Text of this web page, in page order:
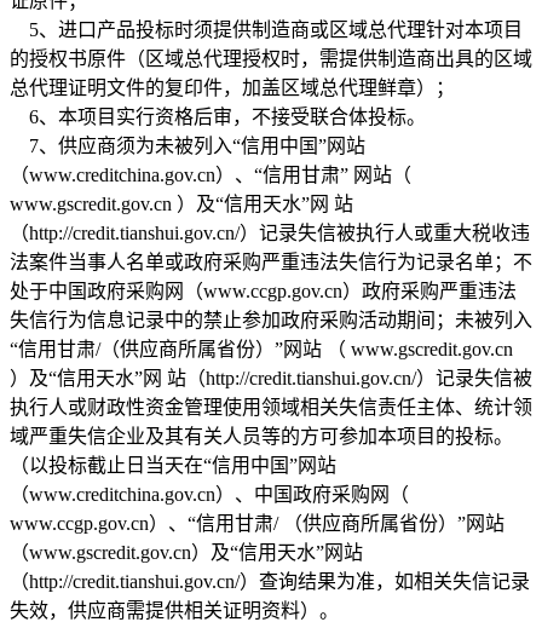
5、进口产品投标时须提供制造商或区域总代理针对本项目
的授权书原件（区域总代理授权时，需提供制造商出具的区域
总代理证明文件的复印件，加盖区域总代理鲜章）；
6、本项目实行资格后审，不接受联合体投标。
7、供应商须为未被列入“信用中国”网站
（www.creditchina.gov.cn）、“信用甘肃” 网站（
www.gscredit.gov.cn ）及“信用天水”网 站
（http://credit.tianshui.gov.cn/）记录失信被执行人或重大税收违
法案件当事人名单或政府采购严重违法失信行为记录名单；不
处于中国政府采购网（www.ccgp.gov.cn）政府采购严重违法
失信行为信息记录中的禁止参加政府采购活动期间；未被列入
“信用甘肃/（供应商所属省份）”网站 （ www.gscredit.gov.cn
）及“信用天水”网 站（http://credit.tianshui.gov.cn/）记录失信被
执行人或财政性资金管理使用领域相关失信责任主体、统计领
域严重失信企业及其有关人员等的方可参加本项目的投标。
（以投标截止日当天在“信用中国”网站
（www.creditchina.gov.cn）、中国政府采购网（
www.ccgp.gov.cn）、“信用甘肃/ （供应商所属省份）”网站
（www.gscredit.gov.cn）及“信用天水”网站
（http://credit.tianshui.gov.cn/）查询结果为准，如相关失信记录
失效，供应商需提供相关证明资料）。